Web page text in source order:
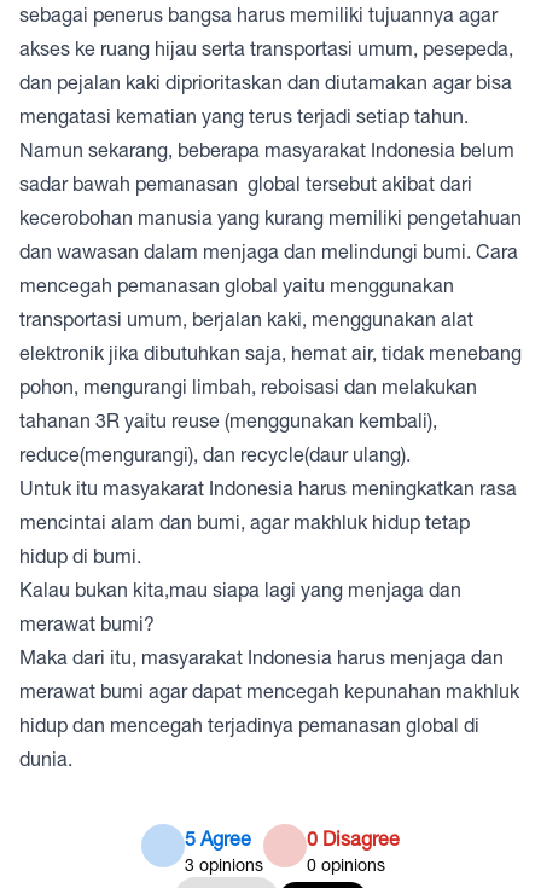
sebagai penerus bangsa harus memiliki tujuannya agar
akses ke ruang hijau serta transportasi umum, pesepeda,
dan pejalan kaki diprioritaskan dan diutamakan agar bisa
mengatasi kematian yang terus terjadi setiap tahun.
Namun sekarang, beberapa masyarakat Indonesia belum
sadar bawah pemanasan global tersebut akibat dari
kecerobohan manusia yang kurang memiliki pengetahuan
dan wawasan dalam menjaga dan melindungi bumi. Cara
mencegah pemanasan global yaitu menggunakan
transportasi umum, berjalan kaki, menggunakan alat
elektronik jika dibutuhkan saja, hemat air, tidak menebang
pohon, mengurangi limbah, reboisasi dan melakukan
tahanan 3R yaitu reuse (menggunakan kembali),
reduce(mengurangi), dan recycle(daur ulang).
Untuk itu masyakarat Indonesia harus meningkatkan rasa
mencintai alam dan bumi, agar makhluk hidup tetap
hidup di bumi.
Kalau bukan kita,mau siapa lagi yang menjaga dan
merawat bumi?
Maka dari itu, masyarakat Indonesia harus menjaga dan
merawat bumi agar dapat mencegah kepunahan makhluk
hidup dan mencegah terjadinya pemanasan global di
dunia.
5 Agree
3 opinions
0 Disagree
0 opinions